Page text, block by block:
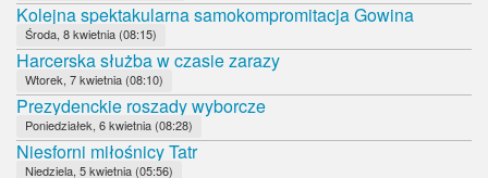
Kolejna spektakularna samokompromitacja Gowina
Środa, 8 kwietnia (08:15)
Harcerska służba w czasie zarazy
Wtorek, 7 kwietnia (08:10)
Prezydenckie roszady wyborcze
Poniedziałek, 6 kwietnia (08:28)
Niesforni miłośnicy Tatr
Niedziela, 5 kwietnia (05:56)